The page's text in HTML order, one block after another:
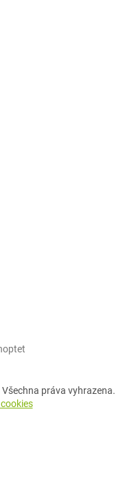
Všechna práva vyhrazena.